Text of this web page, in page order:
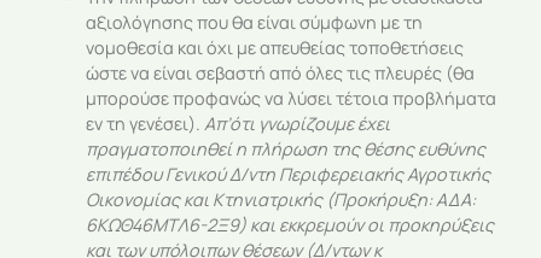
αξιολόγησης που θα είναι σύμφωνη με τη
νομοθεσία και όχι με απευθείας τοποθετήσεις
ώστε να είναι σεβαστή από όλες τις πλευρές (θα
μπορούσε προφανώς να λύσει τέτοια προβλήματα
εν τη γενέσει).Απ’ότι γνωρίζουμε έχει
πραγματοποιηθεί η πλήρωση της θέσης ευθύνης
επιπέδου Γενικού Δ/ντη Περιφερειακής Αγροτικής
Οικονομίας και Κτηνιατρικής (Προκήρυξη:ΑΔΑ:
6ΚΩΘ46ΜΤΛ6-2Ξ9) και εκκρεμούν οι προκηρύξεις
και των υπόλοιπων θέσεων (Δ/ντων κ